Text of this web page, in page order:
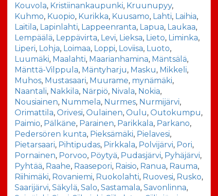
Kouvola, Kristiinankaupunki, Kruunupyy,
Kuhmo, Kuopio, Kurikka, Kuusamo, Lahti, Laihia,
Laitila, Lapinlahti, Lappeenranta, Lapua, Laukaa,
Lempäälä, Leppävirta, Levi, Lieksa, Lieto, Liminka,
Liperi, Lohja, Loimaa, Loppi, Loviisa, Luoto,
Luumäki, Maalahti, Maarianhamina, Mäntsälä,
Mänttä-Vilppula, Mäntyharju, Masku, Mikkeli,
Muhos, Mustasaari, Muurame, mynämäki,
Naantali, Nakkila, Närpiö, Nivala, Nokia,
Nousiainen, Nummela, Nurmes, Nurmijärvi,
Orimattila, Orivesi, Oulainen, Oulu, Outokumpu,
Paimio, Pälkäne, Parainen, Parikkala, Parkano,
Pedersören kunta, Pieksämäki, Pielavesi,
Pietarsaari, Pihtipudas, Pirkkala, Polvijärvi, Pori,
Pornainen, Porvoo, Pöytyä, Pudasjärvi, Pyhäjärvi,
Pyhtää, Raahe, Raasepori, Raisio, Ranua, Rauma,
Riihimäki, Rovaniemi, Ruokolahti, Ruovesi, Rusko,
Saarijärvi, Säkylä, Salo, Sastamala, Savonlinna,